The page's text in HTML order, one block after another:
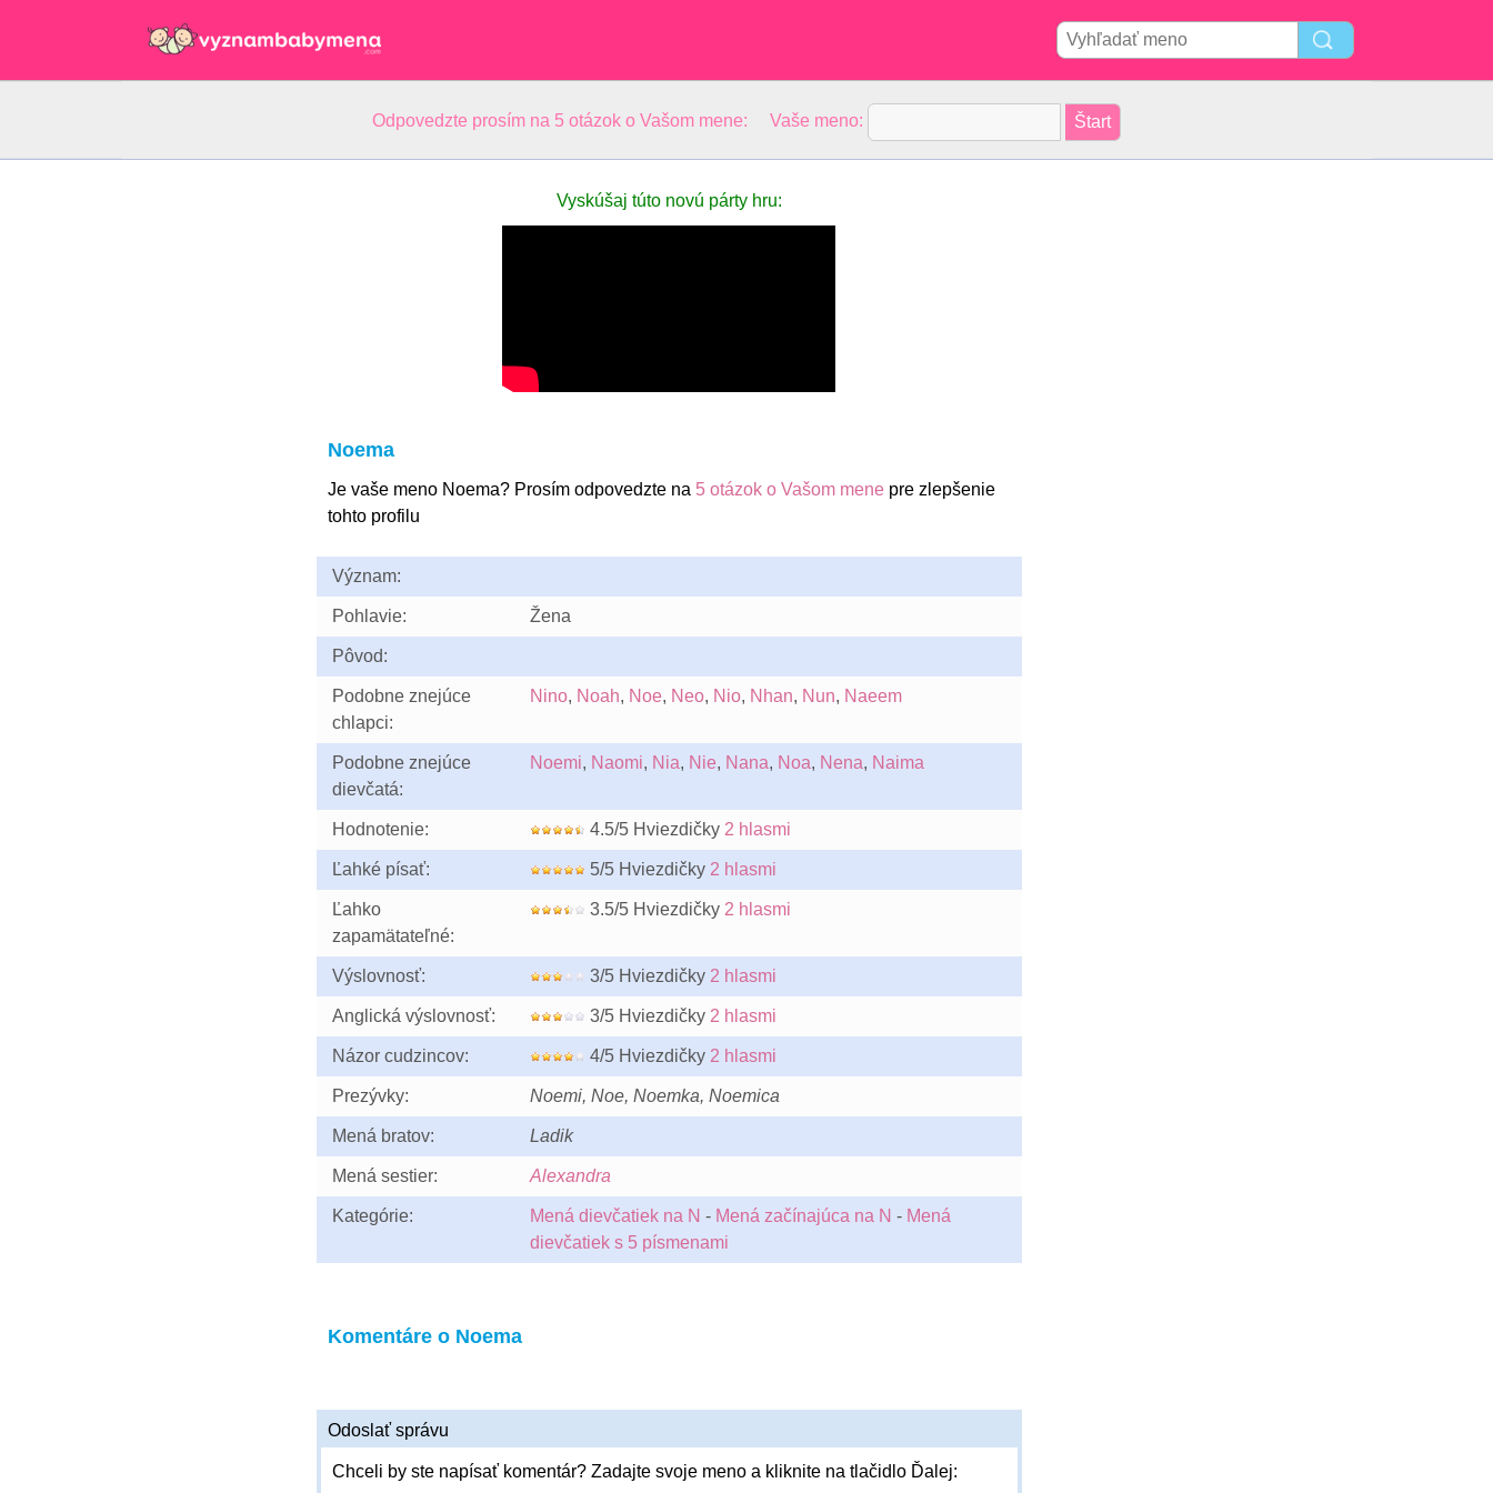
Odpovedzte prosím na 5 otázok o Vašom mene: Vaše meno:
Vyskúšaj túto novú párty hru:
Noema
Je vaše meno Noema? Prosím odpovedzte na 5 otázok o Vašom menepre zlepšenie
tohto profilu
Význam:
Pohlavie: Žena
Pôvod:
Podobne znejúce
chlapci:
Nino, Noah, Noe, Neo, Nio, Nhan, Nun, Naeem
Podobne znejúce
dievčatá:
Noemi, Naomi, Nia, Nie, Nana, Noa, Nena, Naima
Hodnotenie: 4.5/5 Hviezdičky 2 hlasmi
Ľahké písať: 5/5 Hviezdičky 2 hlasmi
Ľahko
zapamätateľné:
3.5/5 Hviezdičky 2 hlasmi
Výslovnosť: 3/5 Hviezdičky 2 hlasmi
Anglická výslovnosť: 3/5 Hviezdičky 2 hlasmi
Názor cudzincov: 4/5 Hviezdičky 2 hlasmi
Prezývky: Noemi, Noe, Noemka, Noemica
Mená bratov: Ladik
Mená sestier: Alexandra
Kategórie: Mená dievčatiek na N - Mená začínajúca na N - Mená
dievčatiek s 5 písmenami
Komentáre o Noema
Odoslať správu
Chceli by ste napísať komentár? Zadajte svoje meno a kliknite na tlačidlo Ďalej: